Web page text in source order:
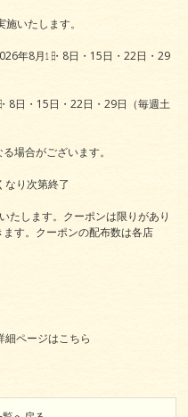
いたします。
年8月㏠・8日・15日・22日・29
8日・15日・22日・29日（毎週土
場合がございます。
り次第終了
たします。クーポンは限りがあり
す。クーポンの配布数は各店
細ページはこちら